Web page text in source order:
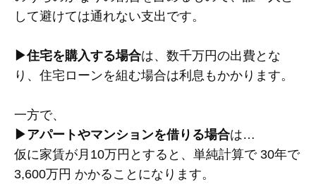
して避けては通れない支出です。
▶住宅を購入する場合は、数千万円の出費とな
り、住宅ローンを組む場合は利息もかかります。
一方で、
▶アパートやマンションを借りる場合は…
仮に家賃が月10万円とすると、単純計算で 30年で
3,600万円 かかることになります。